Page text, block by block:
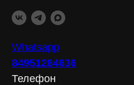
Whatsapp
84951284636
Телефон